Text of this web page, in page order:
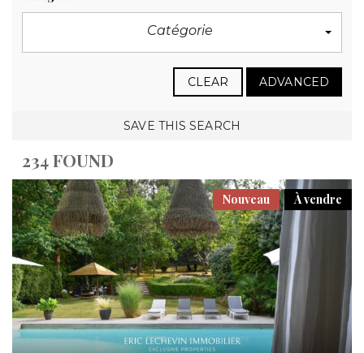
Catégorie
CLEAR ADVANCED
SAVE THIS SEARCH
234 FOUND
À vendre
Nouveau